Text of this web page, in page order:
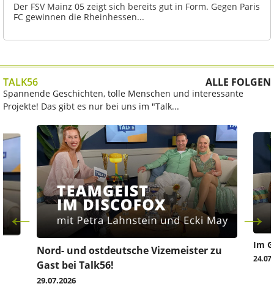
Der FSV Mainz 05 zeigt sich bereits gut in Form. Gegen Paris
FC gewinnen die Rheinhessen...
TALK56 ALLE FOLGEN
Spannende Geschichten, tolle Menschen und interessante
Projekte! Das gibt es nur bei uns im "Talk...
Nord- und ostdeutsche Vizemeister zu
Gast bei Talk56!
29.07.2026
Im